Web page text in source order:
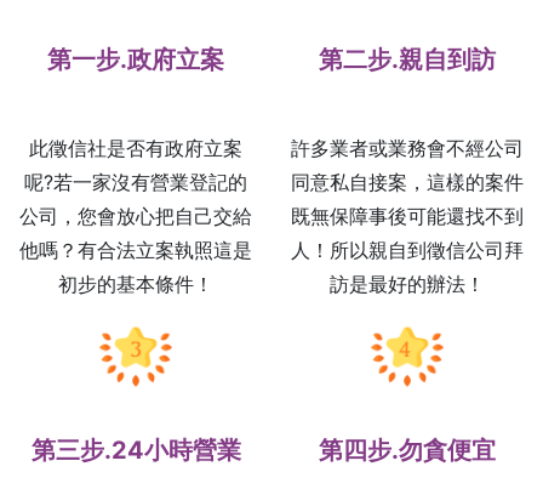
第一步.政府立案
此徵信社是否有政府立案
呢?若一家沒有營業登記的
公司，您會放心把自己交給
他嗎？有合法立案執照這是
初步的基本條件！
第二步.親自到訪
許多業者或業務會不經公司
同意私自接案，這樣的案件
既無保障事後可能還找不到
人！所以親自到徵信公司拜
訪是最好的辦法！
第三步.24小時營業 第四步.勿貪便宜